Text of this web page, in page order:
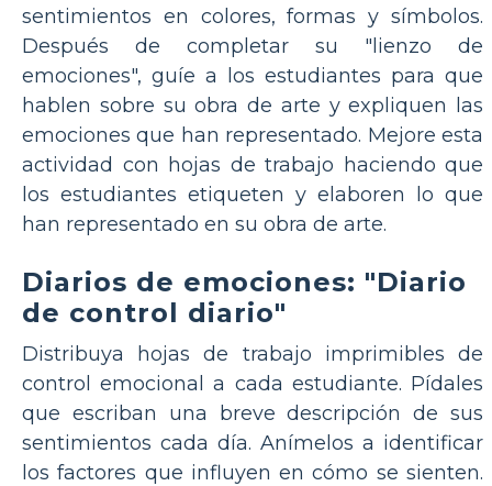
sentimientos en colores, formas y símbolos.
Después de completar su "lienzo de
emociones", guíe a los estudiantes para que
hablen sobre su obra de arte y expliquen las
emociones que han representado. Mejore esta
actividad con hojas de trabajo haciendo que
los estudiantes etiqueten y elaboren lo que
han representado en su obra de arte.
Diarios de emociones: "Diario
de control diario"
Distribuya hojas de trabajo imprimibles de
control emocional a cada estudiante. Pídales
que escriban una breve descripción de sus
sentimientos cada día. Anímelos a identificar
los factores que influyen en cómo se sienten.